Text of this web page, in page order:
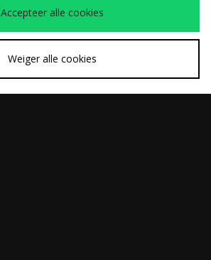
Ghost Sprint Ballet
Accepteer alle cookies
Weiger alle cookies